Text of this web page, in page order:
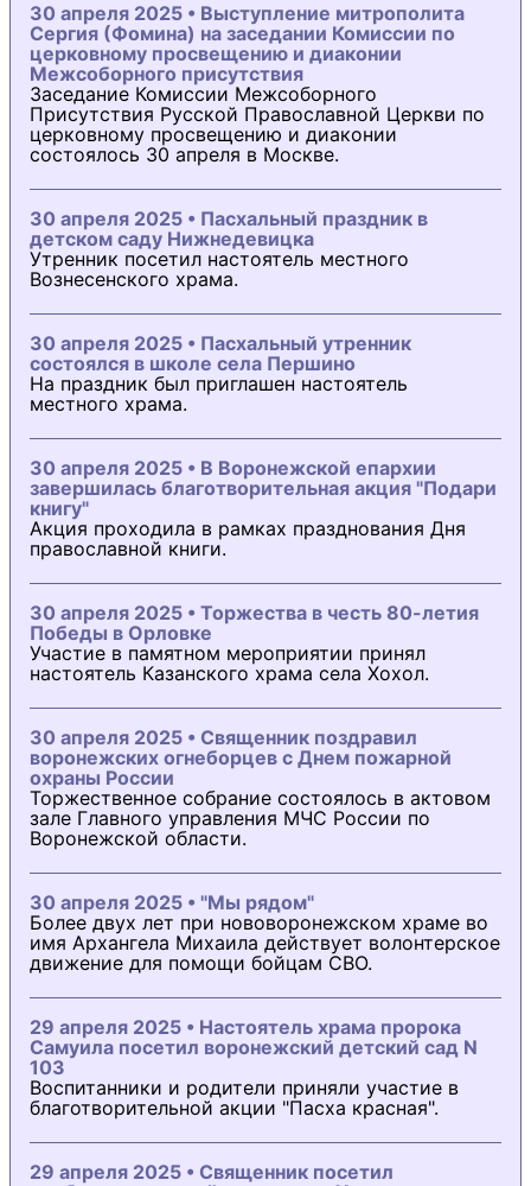
30 апреля 2025 • Выступление митрополита
Сергия (Фомина) на заседании Комиссии по
церковному просвещению и диаконии
Межсоборного присутствия
Заседание Комиссии Межсоборного
Присутствия Русской Православной Церкви по
церковному просвещению и диаконии
состоялось 30 апреля в Москве.
30 апреля 2025 • Пасхальный праздник в
детском саду Нижнедевицка
Утренник посетил настоятель местного
Вознесенского храма.
30 апреля 2025 • Пасхальный утренник
состоялся в школе села Першино
На праздник был приглашен настоятель
местного храма.
30 апреля 2025 • В Воронежской епархии
завершилась благотворительная акция "Подари
книгу"
Акция проходила в рамках празднования Дня
православной книги.
30 апреля 2025 • Торжества в честь 80-летия
Победы в Орловке
Участие в памятном мероприятии принял
настоятель Казанского храма села Хохол.
30 апреля 2025 • Священник поздравил
воронежских огнеборцев с Днем пожарной
охраны России
Торжественное собрание состоялось в актовом
зале Главного управления МЧС России по
Воронежской области.
30 апреля 2025 • "Мы рядом"
Более двух лет при нововоронежском храме во
имя Архангела Михаила действует волонтерское
движение для помощи бойцам СВО.
29 апреля 2025 • Настоятель храма пророка
Самуила посетил воронежский детский сад N
103
Воспитанники и родители приняли участие в
благотворительной акции "Пасха красная".
29 апреля 2025 • Священник посетил